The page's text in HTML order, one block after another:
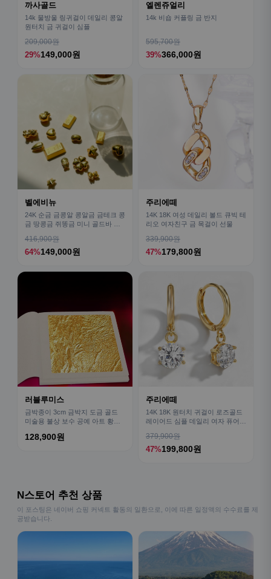
까사골드
14k 물방울 링귀걸이 데일리 콩알
원터치 금 귀걸이 심플
209,000원
29%149,000원
엘렌쥬얼리
14k 비숍 커플링 금 반지
595,700원
39%366,000원
벨에비뉴
24K 순금 금콩알 콩알금 금테크 콩
금 땅콩금 쥐똥금 미니 골드바 모
416,900원
64%149,000원
주리에떼
14K 18K 여성 데일리 볼드 큐빅 테
리오 여자친구 금 목걸이 선물
339,900원
47%179,800원
러블루미스
금박종이 3cm 금박지 도금 골드
미술용 불상 보수 공예 아트 황금
128,900원
주리에떼
14K 18K 원터치 귀걸이 로즈골드
레이어드 심플 데일리 여자 퓨어
379,900원
47%199,800원
N스토어 추천 상품
이 포스팅은 네이버 쇼핑 커넥트 활동의 일환으로, 이에 따른 일정액의 수수료를 제
공받습니다.